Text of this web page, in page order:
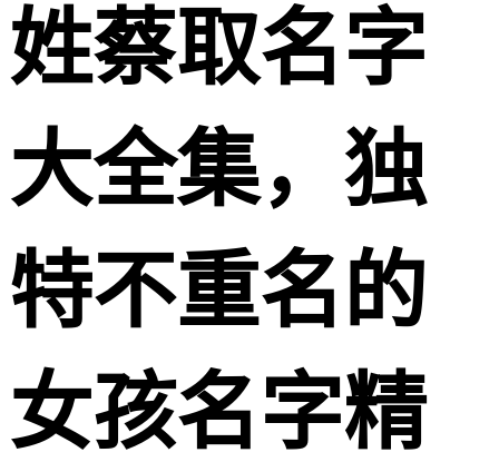
姓蔡取名字
大全集，独
特不重名的
女孩名字精